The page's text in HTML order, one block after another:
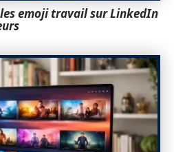
emoji travail sur LinkedIn